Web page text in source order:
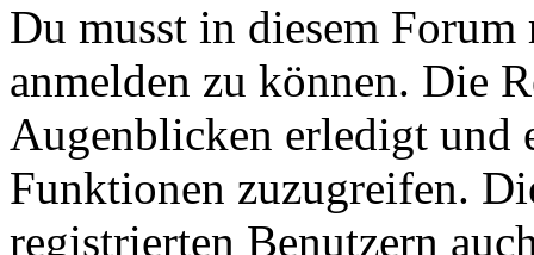
Du musst in diesem
anmelden zu können. Die
Augenblicken erledigt und
Funktionen zuzugreifen.
registrierten Benutzern